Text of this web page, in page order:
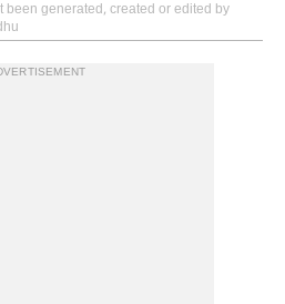
been generated, created or edited by